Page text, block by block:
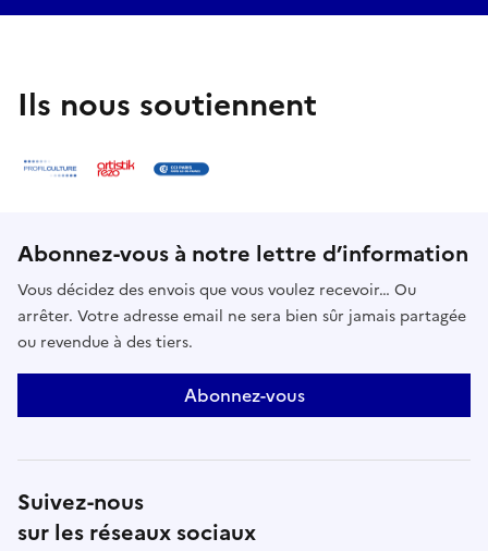
Ils nous soutiennent
Abonnez-vous à notre lettre d’information
Vous décidez des envois que vous voulez recevoir… Ou
arrêter. Votre adresse email ne sera bien sûr jamais partagée
ou revendue à des tiers.
Abonnez-vous
Suivez-nous
sur les réseaux sociaux